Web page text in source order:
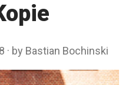
by Bastian Bochinski